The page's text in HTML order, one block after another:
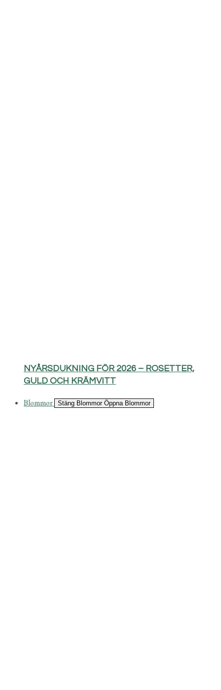
NYÅRSDUKNING FÖR 2026 – ROSETTER,
GULD OCH KRÄMVITT
Blommor Stäng Blommor Öppna Blommor